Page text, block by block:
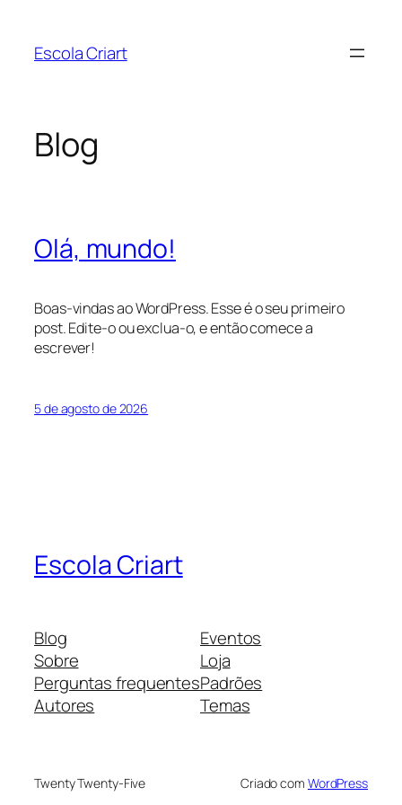
Escola Criart
Blog
Olá, mundo!
Boas-vindas ao WordPress. Esse é o seu primeiro
post. Edite-o ou exclua-o, e então comece a
escrever!
5 de agosto de 2026
Escola Criart
Blog
Sobre
Perguntas frequentes
Autores
Eventos
Loja
Padrões
Temas
Twenty Twenty-Five Criado com WordPress